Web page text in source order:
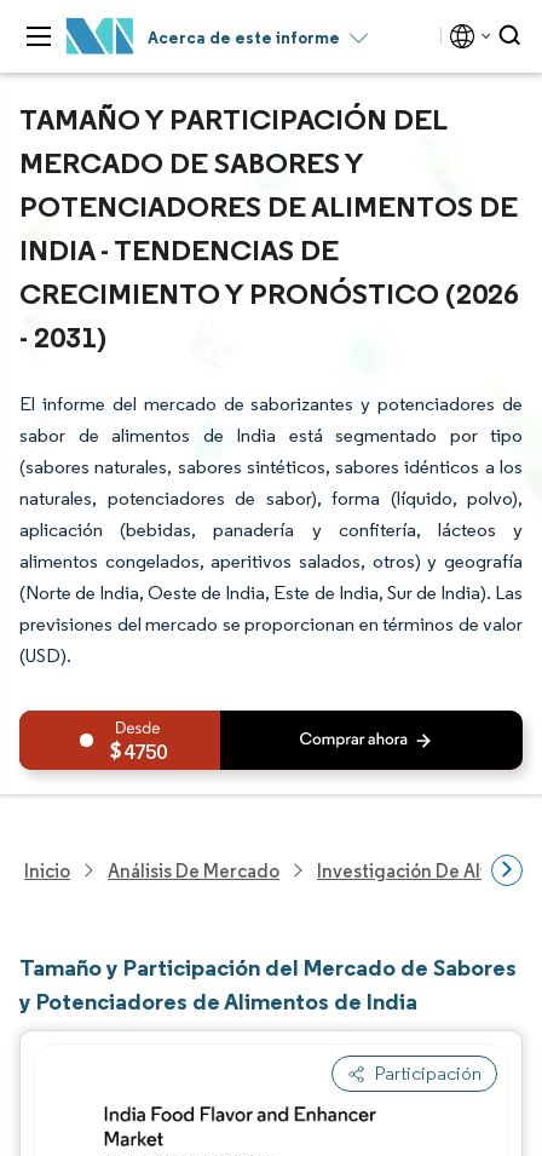
Acerca de este informe
TAMAÑO Y PARTICIPACIÓN DEL
MERCADO DE SABORES Y
POTENCIADORES DE ALIMENTOS DE
INDIA - TENDENCIAS DE
CRECIMIENTO Y PRONÓSTICO (2026
- 2031)
El informe del mercado de saborizantes y potenciadores de
sabor de alimentos de India está segmentado por tipo
(sabores naturales, sabores sintéticos, sabores idénticos a los
naturales, potenciadores de sabor), forma (líquido, polvo),
aplicación (bebidas, panadería y confitería, lácteos y
alimentos congelados, aperitivos salados, otros) y geografía
(Norte de India, Oeste de India, Este de India, Sur de India). Las
previsiones del mercado se proporcionan en términos de valor
(USD).
4750
Inicio Análisis De Mercado Investigación De
Tamaño y Participación del Mercado de Sabores
y Potenciadores de Alimentos de India
Participación